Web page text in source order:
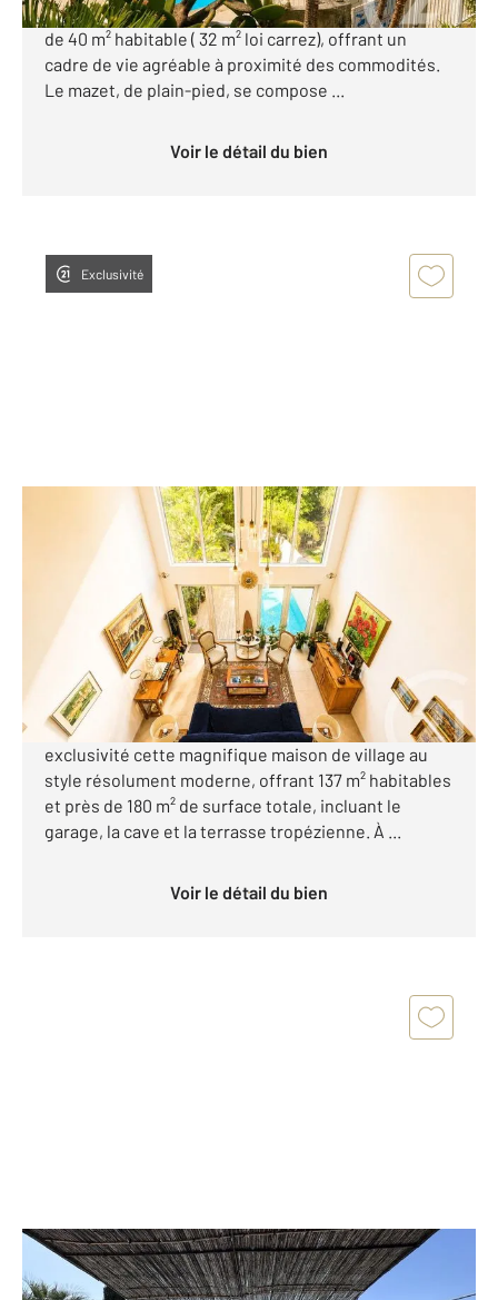
terrain de pétanque, découvrez ce charmant mazet
de 40 m² habitable ( 32 m² loi carrez), offrant un
cadre de vie agréable à proximité des commodités.
Le mazet, de plain-pied, se compose ...
Voir le détail du bien
Exclusivité
COGOLIN 83
, 4 pièces
Ref : 1683
Maison à vendre
830 000 €
Visiter le site dédié
Votre agence Century 21 Cogolin vous propose en
exclusivité cette magnifique maison de village au
style résolument moderne, offrant 137 m² habitables
et près de 180 m² de surface totale, incluant le
garage, la cave et la terrasse tropézienne. À ...
Voir le détail du bien
COGOLIN 83
80 m
2, 4 pièces